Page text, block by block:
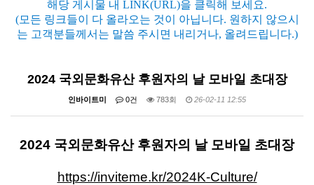
해당 게시물 내 LINK(URL)을 클릭해 보세요.
(모든 링크들이 다 올라오는 것이 아닙니다. 원하지 않으시
는 고객분들께서는 말씀 주시면 내리거나, 올려드립니다.)
2024 국외문화유산 후원자의 날 모바일 초대장
인바이트미 0건 783회 26-02-11 12:55
2024 국외문화유산 후원자의 날 모바일 초대장
https://inviteme.kr/2024K-Culture/